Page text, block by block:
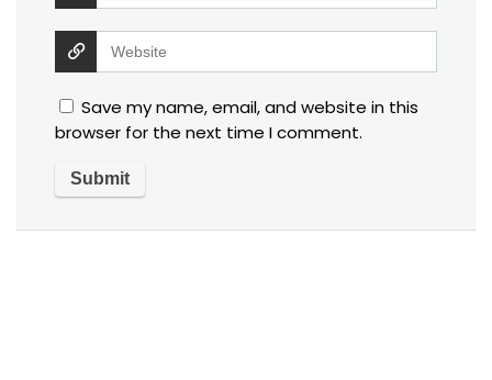
Save my name, email, and website in this
browser for the next time I comment.